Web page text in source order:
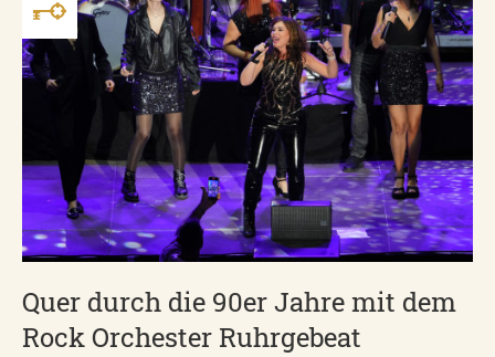
Quer durch die 90er Jahre mit dem
Rock Orchester Ruhrgebeat